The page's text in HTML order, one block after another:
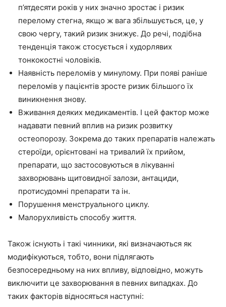
п’ятдесяти років у них значно зростає і ризик
перелому стегна, якщо ж вага збільшується, це, у
свою чергу, такий ризик знижує. До речі, подібна
тенденція також стосується і худорлявих
тонкокостні чоловіків.
Наявність переломів у минулому. При появі раніше
переломів у пацієнтів зросте ризик більшого їх
виникнення знову.
Вживання деяких медикаментів. І цей фактор може
надавати певний вплив на ризик розвитку
остеопорозу. Зокрема до таких препаратів належать
стероїди, орієнтовані на тривалий їх прийом,
препарати, що застосовуються в лікуванні
захворювань щитовидної залози, антациди,
протисудомні препарати та ін.
Порушення менструального циклу.
Малорухливість способу життя.
Також існують і такі чинники, які визначаються як
модифікуються, тобто, вони підлягають
безпосередньому на них впливу, відповідно, можуть
виключити це захворювання в певних випадках. До
таких факторів відносяться наступні: